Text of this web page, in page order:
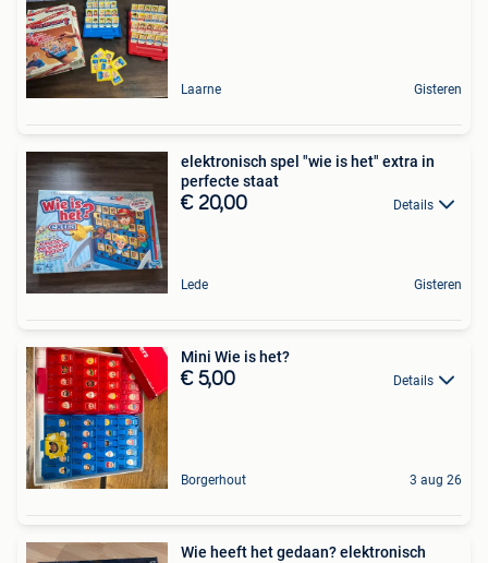
Laarne Gisteren
elektronisch spel "wie is het" extra in
perfecte staat
€ 20,00 Details
Lede Gisteren
Mini Wie is het?
€ 5,00 Details
Borgerhout 3 aug 26
Wie heeft het gedaan? elektronisch